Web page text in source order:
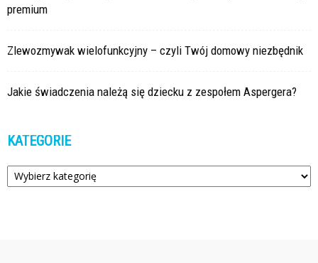
premium
Zlewozmywak wielofunkcyjny – czyli Twój domowy niezbędnik
Jakie świadczenia należą się dziecku z zespołem Aspergera?
KATEGORIE
Kategorie